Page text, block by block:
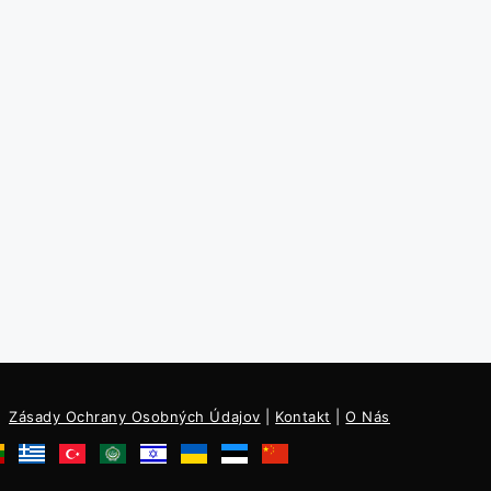
Zásady Ochrany Osobných Údajov Kontakt |O Nás